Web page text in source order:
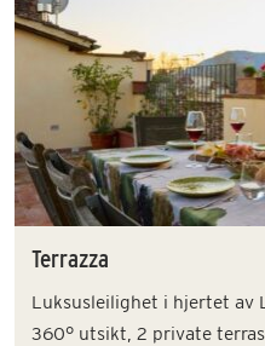
Terrazza
Luksusleilighet i hjertet av
360° utsikt, 2 private